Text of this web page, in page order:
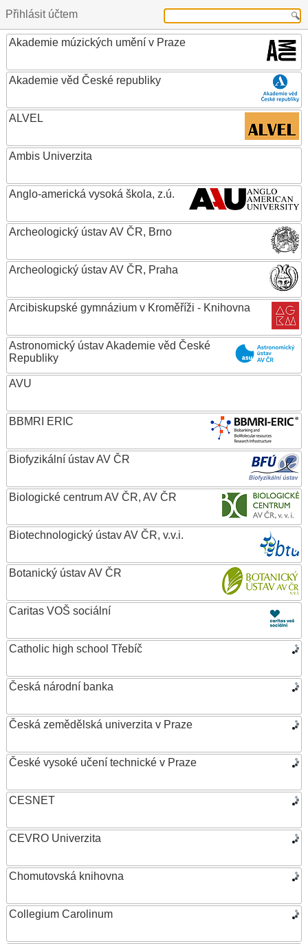
Přihlásit účtem
Akademie múzických umění v Praze
Akademie věd České republiky
ALVEL
Ambis Univerzita
Anglo-americká vysoká škola, z.ú.
Archeologický ústav AV ČR, Brno
Archeologický ústav AV ČR, Praha
Arcibiskupské gymnázium v Kroměříži - Knihovna
Astronomický ústav Akademie věd České
Republiky
AVU
BBMRI ERIC
Biofyzikální ústav AV ČR
Biologické centrum AV ČR, AV ČR
Biotechnologický ústav AV ČR, v.v.i.
Botanický ústav AV ČR
Caritas VOŠ sociální
Catholic high school Třebíč
Česká národní banka
Česká zemědělská univerzita v Praze
České vysoké učení technické v Praze
CESNET
CEVRO Univerzita
Chomutovská knihovna
Collegium Carolinum